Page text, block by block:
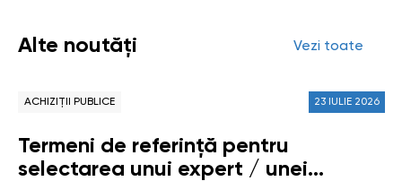
Alte noutăți Vezi toate
ACHIZIȚII PUBLICE 23 IULIE 2026
Termeni de referință pentru
selectarea unui expert / unei